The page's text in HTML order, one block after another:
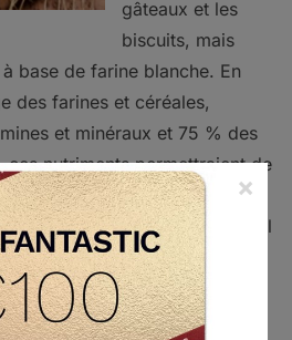
gâteaux et les
biscuits, mais
base de farine blanche. En
des farines et céréales,
et minéraux et 75 % des
nutriments permettraient de
consommés pour un
et, ainsi, plus d’énergie. Il
notre société de manger
par habitude, mais tu
si tu te tournes plutôt
×